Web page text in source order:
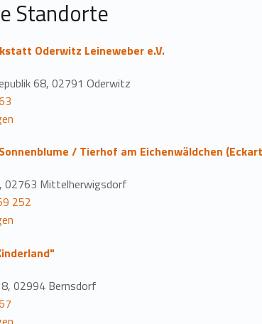
Standorte
Oderwitz Leineweber e.V.
68, 02791 Oderwitz
/ Tierhof am Eichenwäldchen
02763 Mittelherwigsdorf
252
02994 Bernsdorf